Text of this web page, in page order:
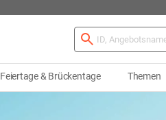
Feiertage & Brückentage Themen